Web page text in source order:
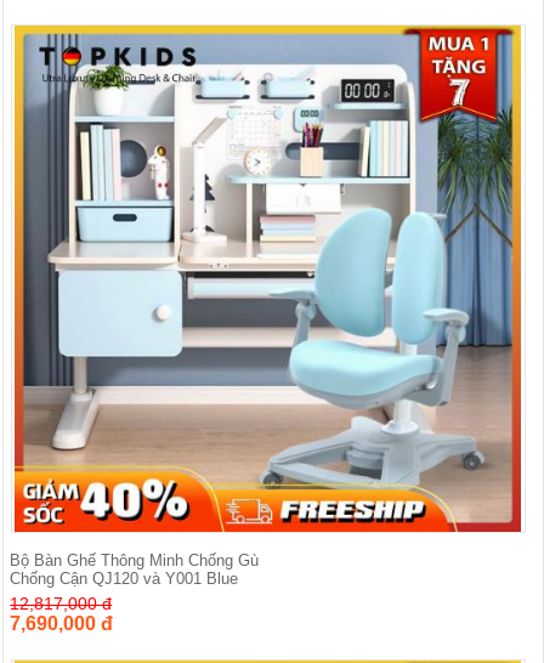
Bộ Bàn Ghế Thông Minh Chống Gù
Chống Cận QJ120 và Y001 Blue
12,817,000 đ
7,690,000 đ